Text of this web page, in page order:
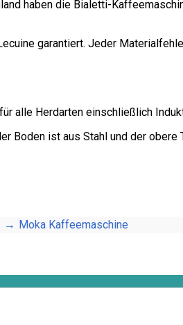
haben die Bialetti-
garantiert. Jeder
alle Herdarten einschließlich
ist aus Stahl und der obere
Moka Kaffeemaschine